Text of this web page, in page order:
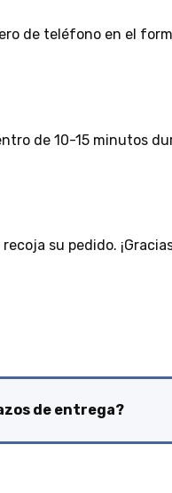
de teléfono en el
de 10-15 minutos
su pedido.
de entrega?